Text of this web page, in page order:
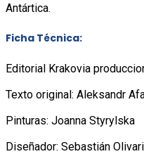
Antártica.
Ficha Técnica:
Editorial Krakovia
Texto original: Aleksandr
Pinturas: Joanna Styrylska
Diseñador: Sebastián Olivari